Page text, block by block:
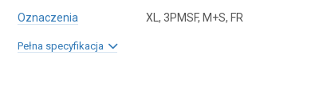
Oznaczenia
XL, 3PMSF, M+S, FR
Pełna specyfikacja